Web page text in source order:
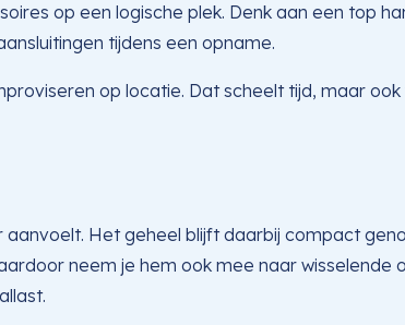
op een logische plek. Denk aan een top
tijdens een opname.
op locatie. Dat scheelt tijd, maar
Het geheel blijft daarbij compact
neem je hem ook mee naar wisselende